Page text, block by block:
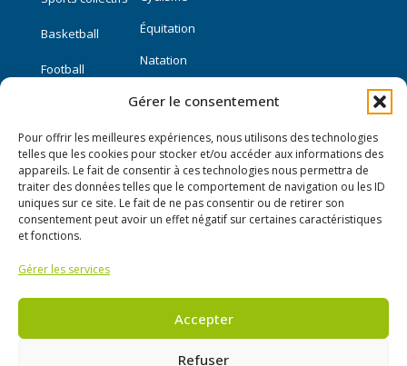
Gérer le consentement
Pour offrir les meilleures expériences, nous utilisons des technologies
telles que les cookies pour stocker et/ou accéder aux informations des
appareils. Le fait de consentir à ces technologies nous permettra de
traiter des données telles que le comportement de navigation ou les ID
uniques sur ce site. Le fait de ne pas consentir ou de retirer son
consentement peut avoir un effet négatif sur certaines caractéristiques
et fonctions.
Gérer les services
Accepter
Refuser
Basketball
Football
Sports individuels
Course à pied
Équitation
Natation
Liens utiles
Mon compte
Nous contacter